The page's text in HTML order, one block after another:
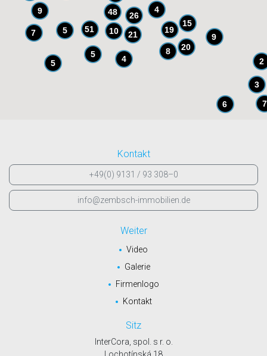
15
21
20
26
51
48
6
9
19
5
7
4
4
8
10
7
5
9
5
3
2
Kontakt
+49(0) 9131 / 93 308–0
info@zembsch-immobilien.de
Weiter
Video
Galerie
Firmenlogo
Kontakt
Sitz
InterCora, spol. s r. o.
Lochotínská 18